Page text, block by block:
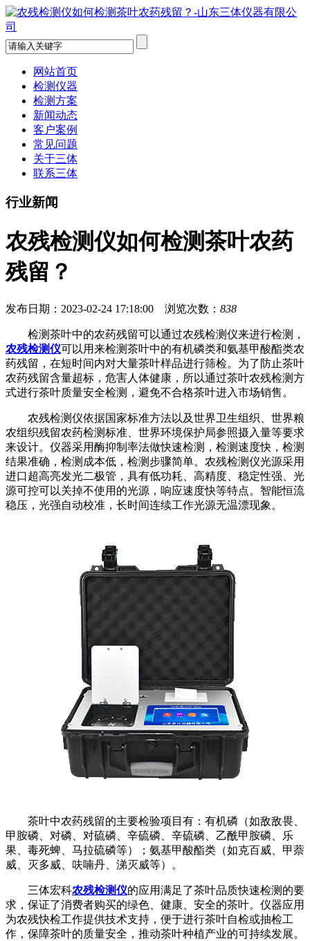
网站首页
检测仪器
检测方案
新闻动态
客户案例
常见问题
关于三体
联系三体
行业新闻
农残检测仪如何检测茶叶农药
残留？
发布日期：2023-02-24 17:18:00 浏览次数： 838
检测茶叶中的农药残留可以通过农残检测仪来进行检测，
农残检测仪可以用来检测茶叶中的有机磷类和氨基甲酸酯类农
药残留，在短时间内对大量茶叶样品进行筛检。为了防止茶叶
农药残留含量超标，危害人体健康，所以通过茶叶农残检测方
式进行茶叶质量安全检测，避免不合格茶叶进入市场销售。
农残检测仪依据国家标准方法以及世界卫生组织、世界粮
农组织残留农药检测标准、世界环境保护局参照摄入量等要求
来设计。仪器采用酶抑制率法做快速检测，检测速度快，检测
结果准确，检测成本低，检测步骤简单。农残检测仪光源采用
进口超高亮发光二极管，具有低功耗、高精度、稳定性强、光
源可控可以关掉不使用的光源，响应速度快等特点。智能恒流
稳压，光强自动校准，长时间连续工作光源无温漂现象。
茶叶中农药残留的主要检验项目有：有机磷（如敌敌畏、
甲胺磷、对磷、对硫磷、辛硫磷、辛硫磷、乙酰甲胺磷、乐
果、毒死蜱、马拉硫磷等）；氨基甲酸酯类（如克百威、甲萘
威、灭多威、呋喃丹、涕灭威等）。
三体宏科农残检测仪的应用满足了茶叶品质快速检测的要
求，保证了消费者购买的绿色、健康、安全的茶叶。仪器应用
为农残快检工作提供技术支持，便于进行茶叶自检或抽检工
作，保障茶叶的质量安全，推动茶叶种植产业的可持续发展。